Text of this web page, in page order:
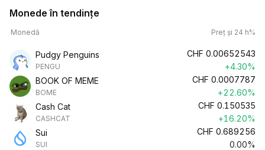
Monede în tendințe
Monedă Preț și 24 h%
Pudgy Penguins
PENGU
CHF 0.00652543
+4.30%
BOOK OF MEME
BOME
CHF 0.0007787
+22.60%
Cash Cat
CASHCAT
CHF 0.150535
+16.20%
Sui
SUI
CHF 0.689256
0.00%